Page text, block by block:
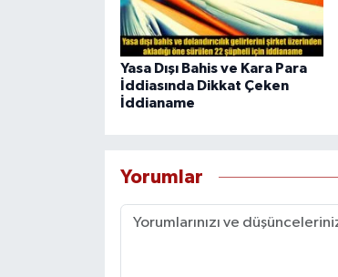
Yasa Dışı Bahis ve Kara Para
İddiasında Dikkat Çeken
İddianame
Yorumlar